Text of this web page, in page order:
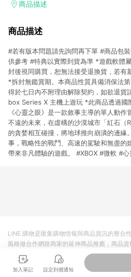
Smart mobile、神腦生活、JS巨盛、樂天
台灣樂天市場，並在同一瀏覽器於24小時
市場 45 天內完成訂單出貨及結帳，則不符合
使用APP、或中途瀏覽比價網、回饋網、
由網頁版(電腦版/手機版網頁)切換為App
無法進行 LINE POINTS 回饋。 (5) LINE 購物為購物資訊整合性
平台，商品資料更新會有時間差，如顯示
位、贈品與台灣樂天市場銷售網頁不符，
(6) 導購訂單已逾 365 天，根據台灣樂天
不符合回饋資格。 (7) 若上述或其他原因，致使消費者無接收到
點數回饋或點數回饋有爭議，台灣樂天市
追訴之權利，活動詳情以樂天市場網站公
商品描述
商品描述
#若有版本問題請先詢問再下單 #商品包
供參考 #特典以實際到貨為準 *遊戲軟體
封後視同購買，恕無法接受退換貨，若有
*拆封無鑑賞期。本商品性質具備消保法
得於七日內不附理由解除契約，如欲退貨
box Series X 主機上遊玩 *此商品透過國
《心靈之眼》是一款敘事主導的單人動
不遠的未來，在虛構的沙漠城市「紅石
的貪婪相互碰撞，將地球推向崩潰的邊緣
事，戰略性的戰鬥、高速的駕駛和無盡的
帶來非凡體驗的遊戲。 #XBOX #微軟 #
加入筆記 設定到價通知
LINE 購物是匯集購物情報與商品資訊的整合
風格做合作網路商家的延伸商品推薦，商品
商品至各合作網路商家，確認現售價與購物
準。